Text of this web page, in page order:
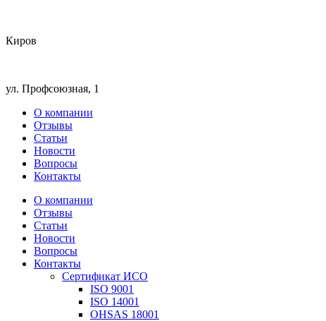
Киров
ул. Профсоюзная, 1
О компании
Отзывы
Статьи
Новости
Вопросы
Контакты
О компании
Отзывы
Статьи
Новости
Вопросы
Контакты
Сертификат ИСО
ISO 9001
ISO 14001
OHSAS 18001